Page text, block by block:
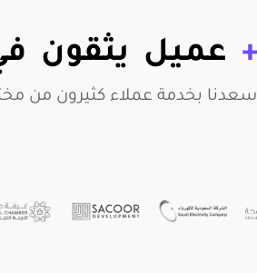
عميل يثقون
سعدنا بخدمة عملاء كثيرون من